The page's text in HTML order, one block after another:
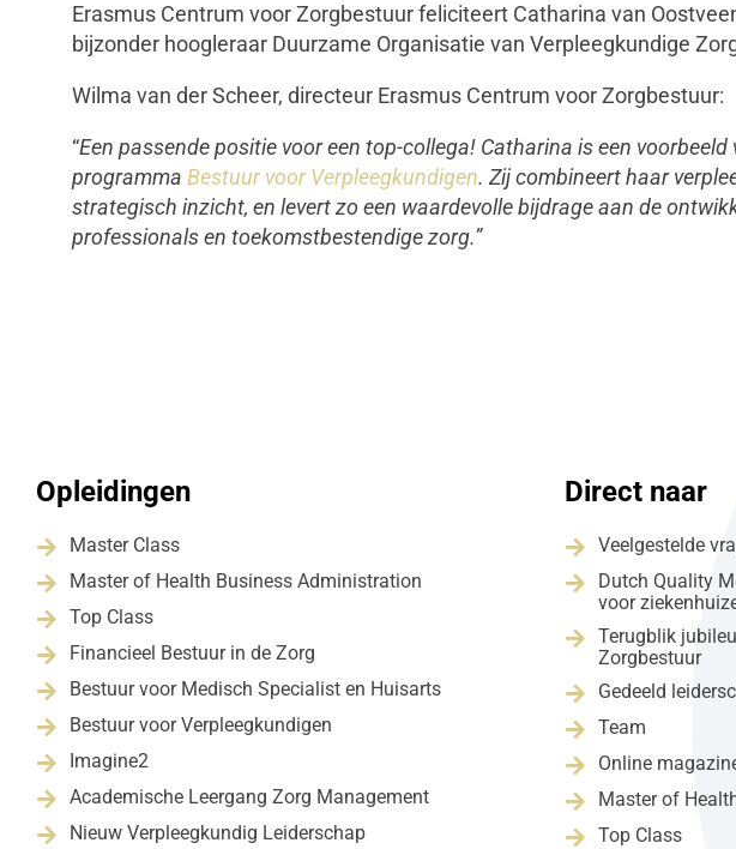
Erasmus Centrum voor Zorgbestuur feliciteert Catharina van
bijzonder hoogleraar Duurzame Organisatie van Verpleegkundige
Wilma van der Scheer, directeur Erasmus Centrum voor Zorgbestuur:
“Een passende positie voor een top-collega! Catharina is een
programma Bestuur voor Verpleegkundigen. Zij combineert haar
strategisch inzicht, en levert zo een waardevolle bijdrage aan de
professionals en toekomstbestendige zorg.”
Opleidingen
 Master Class
 Master of Health Business Administration
 Top Class
 Financieel Bestuur in de Zorg
 Bestuur voor Medisch Specialist en Huisarts
 Bestuur voor Verpleegkundigen
 Imagine2
 Academische Leergang Zorg Management
 Nieuw Verpleegkundig Leiderschap
Direct naar
 Veelgestelde

Dutch Quality
voor

Terugblik
Zorgbestuur
 Gedeeld
 Team
 Online
 Master of
 Top Class